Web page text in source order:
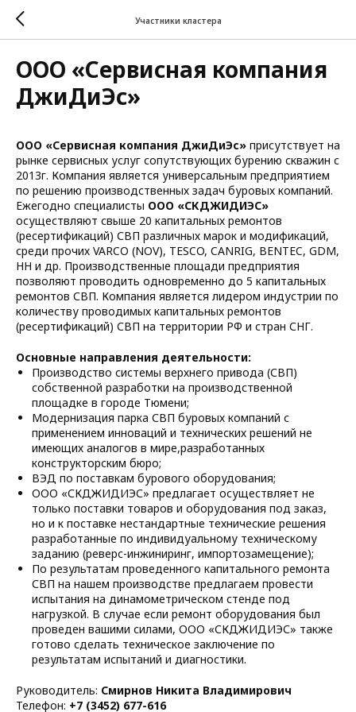
Участники кластера
ООО «Сервисная компания
ДжиДиЭс»
ООО «Сервисная компания ДжиДиЭс» присутствует на
рынке сервисных услуг сопутствующих бурению скважин с
2013г. Компания является универсальным предприятием
по решению производственных задач буровых компаний.
Ежегодно специалисты ООО «СКДЖИДИЭС»
осуществляют свыше 20 капитальных ремонтов
(ресертификаций) СВП различных марок и модификаций,
среди прочих VARCO (NOV), TESCO, CANRIG, BENTEC, GDM,
HH и др. Производственные площади предприятия
позволяют проводить одновременно до 5 капитальных
ремонтов СВП. Компания является лидером индустрии по
количеству проводимых капитальных ремонтов
(ресертификаций) СВП на территории РФ и стран СНГ.
Основные направления деятельности:
Производство системы верхнего привода (СВП)
собственной разработки на производственной
площадке в городе Тюмени;
Модернизация парка СВП буровых компаний с
применением инноваций и технических решений не
имеющих аналогов в мире,разработанных
конструкторским бюро;
ВЭД по поставкам бурового оборудования;
ООО «СКДЖИДИЭС» предлагает осуществляет не
только поставки товаров и оборудования под заказ,
но и к поставке нестандартные технические решения
разработанные по индивидуальному техническому
заданию (реверс-инжиниринг, импортозамещение);
По результатам проведенного капитального ремонта
СВП на нашем производстве предлагаем провести
испытания на динамометрическом стенде под
нагрузкой. В случае если ремонт оборудования был
проведен вашими силами, ООО «СКДЖИДИЭС» также
готово сделать техническое заключение по
результатам испытаний и диагностики.
Руководитель: Смирнов Никита Владимирович
Телефон: +7 (3452) 677-616